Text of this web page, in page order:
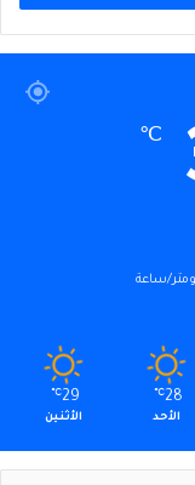
℃
28
℃
الأحد
29
℃
الأثنين